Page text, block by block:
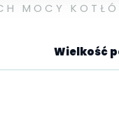
MOCY
Wielkość